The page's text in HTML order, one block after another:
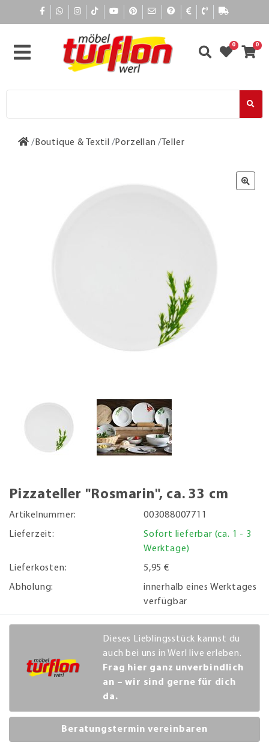
0 0
Boutique & Textil Porzellan Teller
Pizzateller "Rosmarin", ca. 33 cm
Artikelnummer:
003088007711
Lieferzeit:
Sofort lieferbar (ca. 1 - 3
Werktage)
Lieferkosten:
5,95 €
Abholung:
innerhalb eines Werktages
verfügbar
Dieses Lieblingsstück kannst du
auch bei uns in Werl live erleben.
Frag hier ganz unverbindlich
an – wir sind gerne für dich
da.
Beratungstermin vereinbaren